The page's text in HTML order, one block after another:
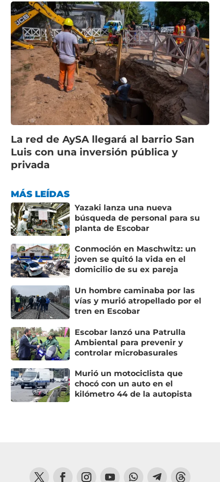
La red de AySA llegará al barrio San
Luis con una inversión pública y
privada
MÁS LEÍDAS
Yazaki lanza una nueva
búsqueda de personal para su
planta de Escobar
Conmoción en Maschwitz: un
joven se quitó la vida en el
domicilio de su ex pareja
Un hombre caminaba por las
vías y murió atropellado por el
tren en Escobar
Escobar lanzó una Patrulla
Ambiental para prevenir y
controlar microbasurales
Murió un motociclista que
chocó con un auto en el
kilómetro 44 de la autopista